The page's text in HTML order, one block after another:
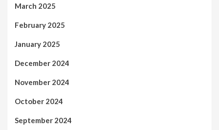
March 2025
February 2025
January 2025
December 2024
November 2024
October 2024
September 2024